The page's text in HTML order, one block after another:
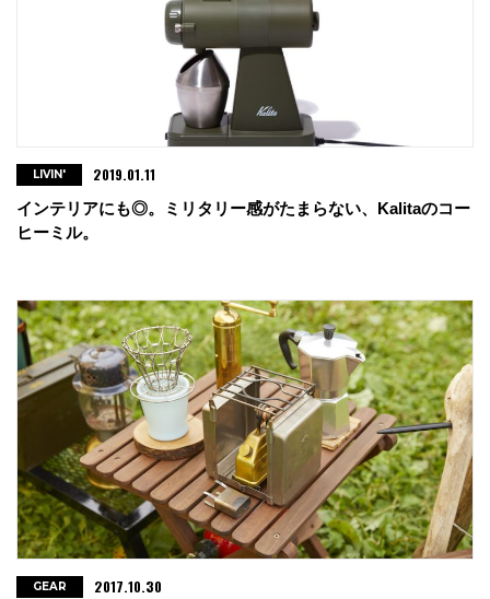
インテリアにも◎。ミリタリー感がたまらない、Kalitaのコー
ヒーミル。
LIVIN' 2019.01.11
GEAR 2017.10.30